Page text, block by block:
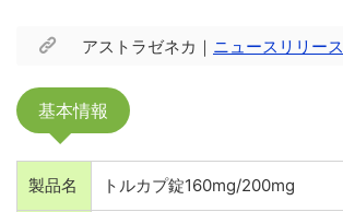
アストラゼネカ｜ ニュースリリース
基本情報
製品名 トルカプ錠160mg/200mg